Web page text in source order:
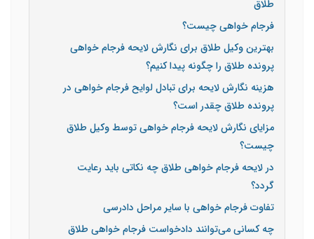
طلاق
فرجام خواهی چیست؟
بهترین وکیل طلاق برای نگارش لایحه فرجام خواهی
پرونده طلاق را چگونه پیدا کنیم؟
هزینه نگارش لایحه برای تبادل لوایح فرجام خواهی در
پرونده طلاق چقدر است؟
مزایای نگارش لایحه فرجام خواهی توسط وکیل طلاق
چیست؟
در لایحه فرجام خواهی طلاق چه نکاتی باید رعایت
گردد؟
تفاوت فرجام خواهی با سایر مراحل دادرسی
چه کسانی می‌توانند دادخواست فرجام خواهی طلاق